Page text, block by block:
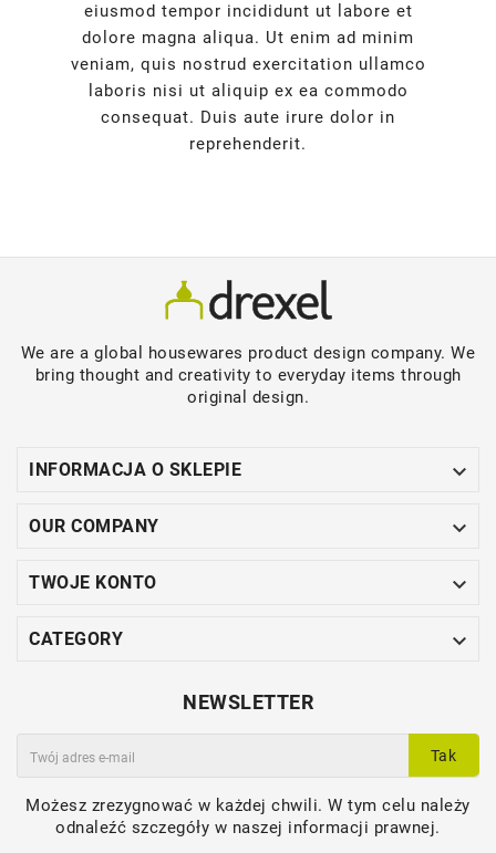
eiusmod tempor incididunt ut labore et
dolore magna aliqua. Ut enim ad minim
veniam, quis nostrud exercitation ullamco
laboris nisi ut aliquip ex ea commodo
consequat. Duis aute irure dolor in
reprehenderit.
We are a global housewares product design company. We
bring thought and creativity to everyday items through
original design.
INFORMACJA O SKLEPIE 
OUR COMPANY 
TWOJE KONTO 
CATEGORY 
NEWSLETTER
Tak
Możesz zrezygnować w każdej chwili. W tym celu należy
odnaleźć szczegóły w naszej informacji prawnej.